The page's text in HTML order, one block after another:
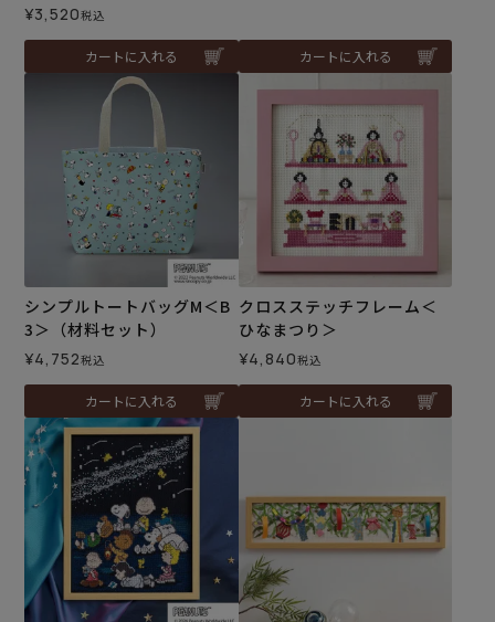
¥3,520税込
カートに入れる カートに入れる
シンプルトートバッグM＜B
3＞（材料セット）
¥4,752税込
カートに入れる
クロスステッチフレーム＜
ひなまつり＞
¥4,840税込
カートに入れる